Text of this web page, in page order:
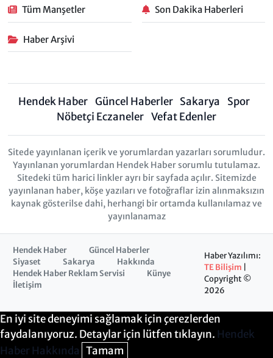
Tüm Manşetler Son Dakika Haberleri
Haber Arşivi
Hendek Haber Güncel Haberler Sakarya
Spor
Nöbetçi Eczaneler Vefat Edenler
Sitede yayınlanan içerik ve yorumlardan yazarları sorumludur.
Yayınlanan yorumlardan Hendek Haber sorumlu tutulamaz.
Sitedeki tüm harici linkler ayrı bir sayfada açılır. Sitemizde
yayınlanan haber, köşe yazıları ve fotoğraflar izin alınmaksızın
kaynak gösterilse dahi, herhangi bir ortamda kullanılamaz ve
yayınlanamaz
Hendek Haber
Güncel Haberler
Siyaset
Sakarya
Hakkında
Hendek Haber Reklam Servisi
Künye
İletişim
Haber Yazılımı:
TE Bilişim
Copyright ©
2026
En iyi site deneyimi sağlamak için çerezlerden
faydalanıyoruz. Detaylar için lütfen tıklayın. Hendek
Haber Hakkında Tamam